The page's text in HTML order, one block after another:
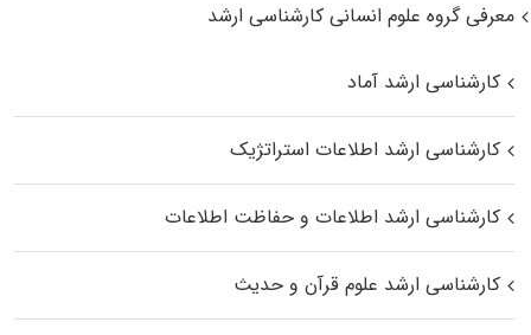
معرفی گروه علوم انسانی کارشناسی ارشد
کارشناسی ارشد آماد
کارشناسی ارشد اطلاعات استراتژیک
کارشناسی ارشد اطلاعات و حفاظت اطلاعات
کارشناسی ارشد علوم قرآن و حدیث